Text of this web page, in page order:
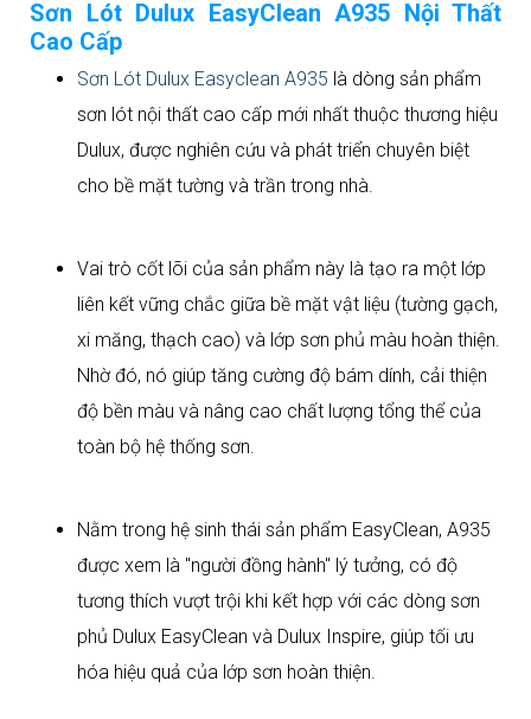
Sơn Lót Dulux EasyClean A935 Nội Thất
Cao Cấp
Sơn Lót Dulux Easyclean A935 là dòng sản phẩm
sơn lót nội thất cao cấp mới nhất thuộc thương hiệu
Dulux, được nghiên cứu và phát triển chuyên biệt
cho bề mặt tường và trần trong nhà.
Vai trò cốt lõi của sản phẩm này là tạo ra một lớp
liên kết vững chắc giữa bề mặt vật liệu (tường gạch,
xi măng, thạch cao) và lớp sơn phủ màu hoàn thiện.
Nhờ đó, nó giúp tăng cường độ bám dính, cải thiện
độ bền màu và nâng cao chất lượng tổng thể của
toàn bộ hệ thống sơn.
Nằm trong hệ sinh thái sản phẩm EasyClean, A935
được xem là "người đồng hành" lý tưởng, có độ
tương thích vượt trội khi kết hợp với các dòng sơn
phủ Dulux EasyClean và Dulux Inspire, giúp tối ưu
hóa hiệu quả của lớp sơn hoàn thiện.